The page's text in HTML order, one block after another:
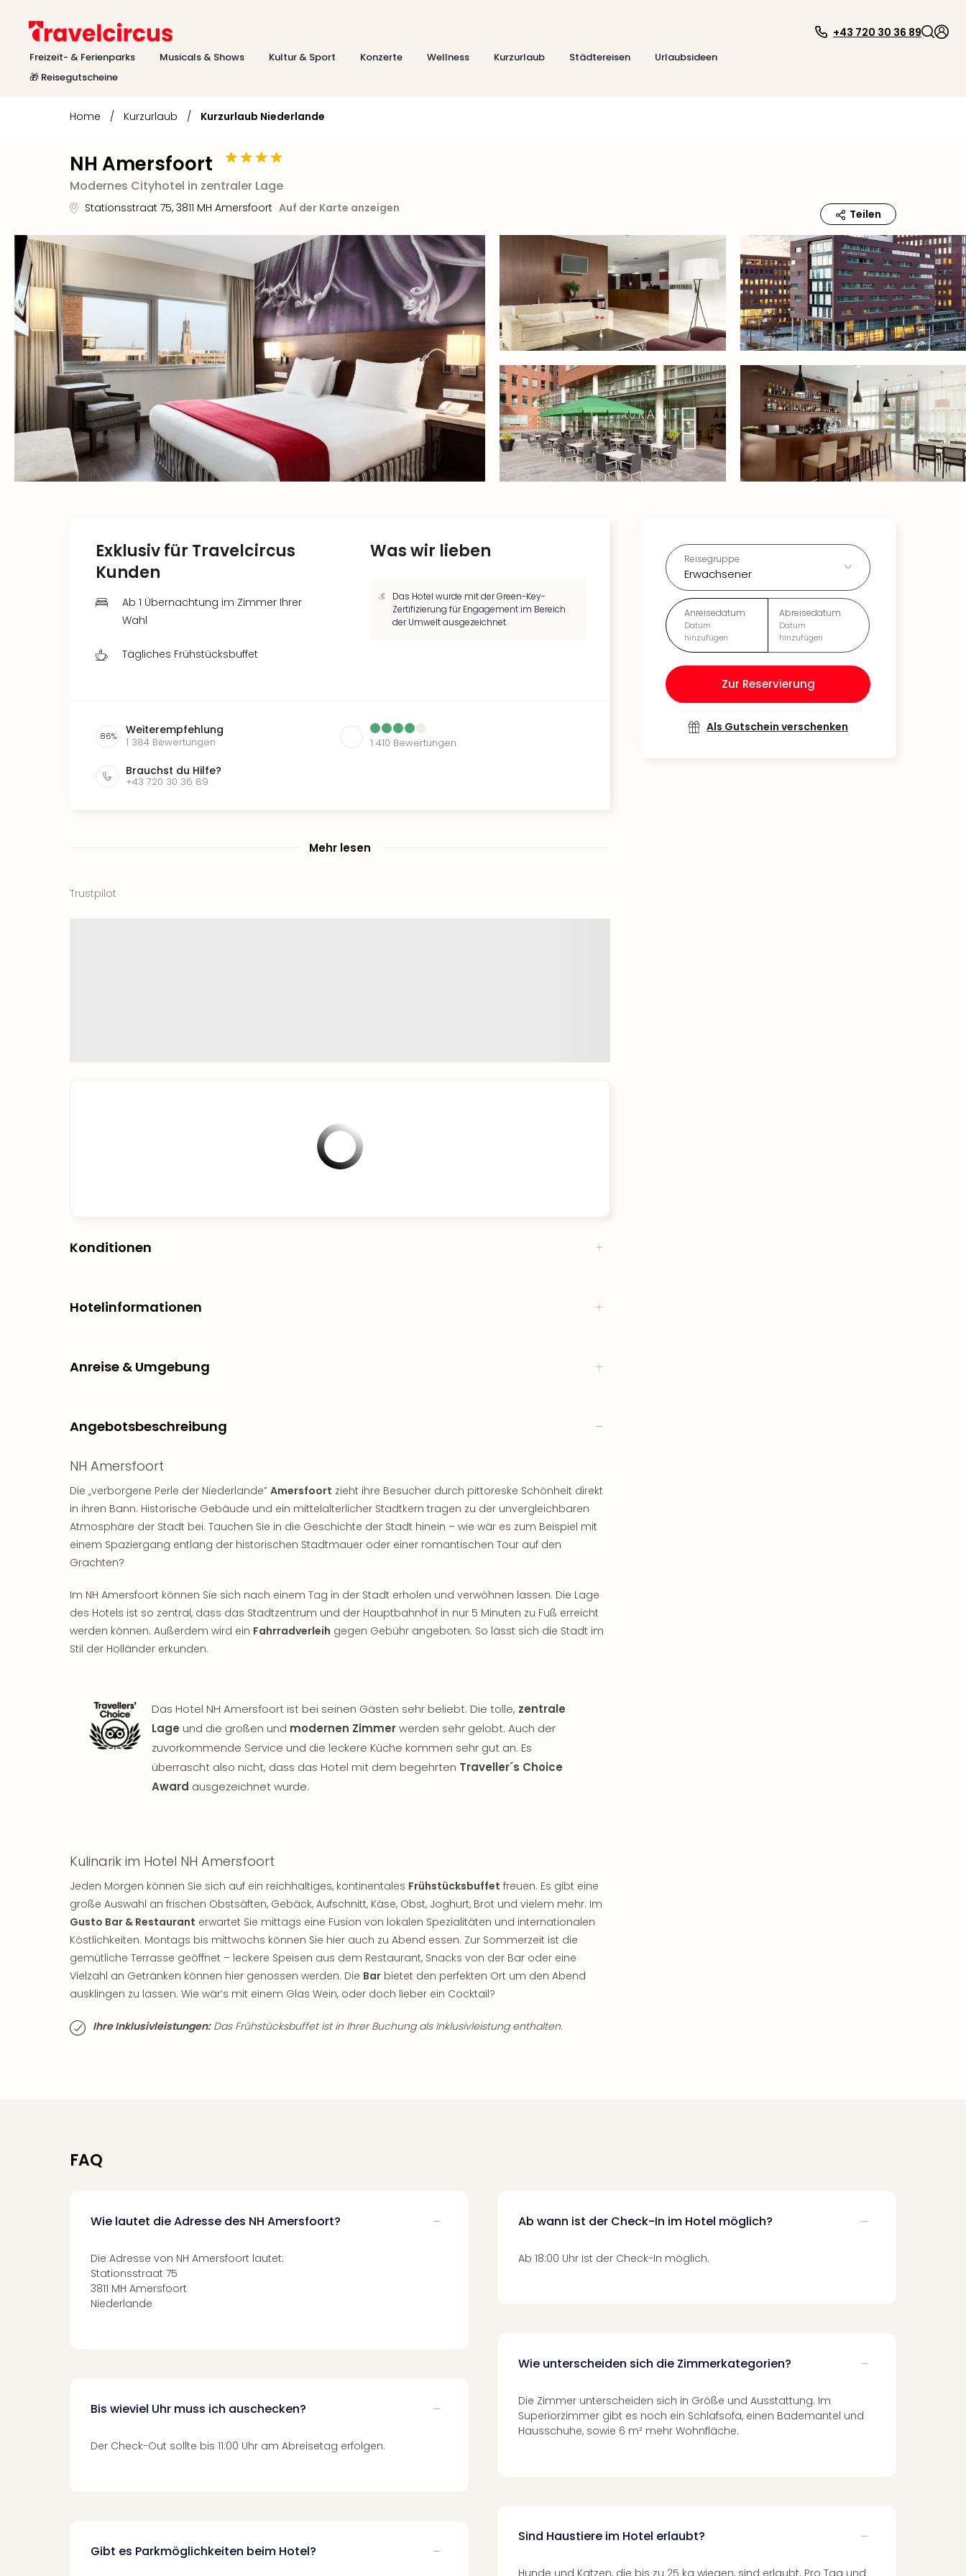
Freizeit- & Ferienparks Musicals & Shows Kultur & Sport Konzerte Wellness Kurzurlaub Städtereisen
Urlaubsideen
🎁 Reisegutscheine
+43 720 30 36 89
Home / Kurzurlaub / Kurzurlaub Niederlande
NH Amersfoort
Modernes Cityhotel in zentraler Lage
Stationsstraat 75, 3811 MH Amersfoort Auf der Karte anzeigen Teilen
Reisegruppe
Erwachsener
Anreisedatum
Datum
hinzufügen
Abreisedatum
Datum
hinzufügen
Zur Reservierung
Als Gutschein verschenken
Exklusiv für Travelcircus
Kunden
Ab 1 Übernachtung im Zimmer Ihrer
Wahl
Tägliches Frühstücksbuffet
Was wir lieben
Das Hotel wurde mit der Green-Key-
Zertifizierung für Engagement im Bereich
der Umwelt ausgezeichnet.
86% Weiterempfehlung
1 384 Bewertungen 1 410 Bewertungen
Brauchst du Hilfe?
+43 720 30 36 89
Mehr lesen
Trustpilot
Konditionen
Hotelinformationen
Anreise & Umgebung
Angebotsbeschreibung
NH Amersfoort
Die „verborgene Perle der Niederlande” Amersfoort zieht ihre Besucher durch pittoreske Schönheit direkt
in ihren Bann. Historische Gebäude und ein mittelalterlicher Stadtkern tragen zu der unvergleichbaren
Atmosphäre der Stadt bei. Tauchen Sie in die Geschichte der Stadt hinein – wie wär es zum Beispiel mit
einem Spaziergang entlang der historischen Stadtmauer oder einer romantischen Tour auf den
Grachten?
Im NH Amersfoort können Sie sich nach einem Tag in der Stadt erholen und verwöhnen lassen. Die Lage
des Hotels ist so zentral, dass das Stadtzentrum und der Hauptbahnhof in nur 5 Minuten zu Fuß erreicht
werden können. Außerdem wird ein Fahrradverleih gegen Gebühr angeboten. So lässt sich die Stadt im
Stil der Holländer erkunden.
Das Hotel NH Amersfoort ist bei seinen Gästen sehr beliebt. Die tolle, zentrale
Lage und die großen und modernen Zimmerwerden sehr gelobt. Auch der
zuvorkommende Service und die leckere Küche kommen sehr gut an. Es
überrascht also nicht, dass das Hotel mit dem begehrten Traveller´s Choice
Award ausgezeichnet wurde.
Kulinarik im Hotel NH Amersfoort
Jeden Morgen können Sie sich auf ein reichhaltiges, kontinentales Frühstücksbuffet freuen. Es gibt eine
große Auswahl an frischen Obstsäften, Gebäck, Aufschnitt, Käse, Obst, Joghurt, Brot und vielem mehr. Im
Gusto Bar & Restaurant erwartet Sie mittags eine Fusion von lokalen Spezialitäten und internationalen
Köstlichkeiten. Montags bis mittwochs können Sie hier auch zu Abend essen. Zur Sommerzeit ist die
gemütliche Terrasse geöffnet – leckere Speisen aus dem Restaurant, Snacks von der Bar oder eine
Vielzahl an Getränken können hier genossen werden. Die Bar bietet den perfekten Ort um den Abend
ausklingen zu lassen. Wie wär’s mit einem Glas Wein, oder doch lieber ein Cocktail?
Ihre Inklusivleistungen:Das Frühstücksbuffet ist in Ihrer Buchung als Inklusivleistung enthalten.
FAQ
Wie lautet die Adresse des NH Amersfoort?
Die Adresse von NH Amersfoort lautet:
Stationsstraat 75
3811 MH Amersfoort
Niederlande
Bis wieviel Uhr muss ich auschecken?
Der Check-Out sollte bis 11:00 Uhr am Abreisetag erfolgen.
Gibt es Parkmöglichkeiten beim Hotel?
Ab wann ist der Check-In im Hotel möglich?
Ab 18:00 Uhr ist der Check-In möglich.
Wie unterscheiden sich die Zimmerkategorien?
Die Zimmer unterscheiden sich in Größe und Ausstattung. Im
Superiorzimmer gibt es noch ein Schlafsofa, einen Bademantel und
Hausschuhe, sowie 6 m² mehr Wohnfläche.
Sind Haustiere im Hotel erlaubt?
Hunde und Katzen, die bis zu 25 kg wiegen, sind erlaubt. Pro Tag und